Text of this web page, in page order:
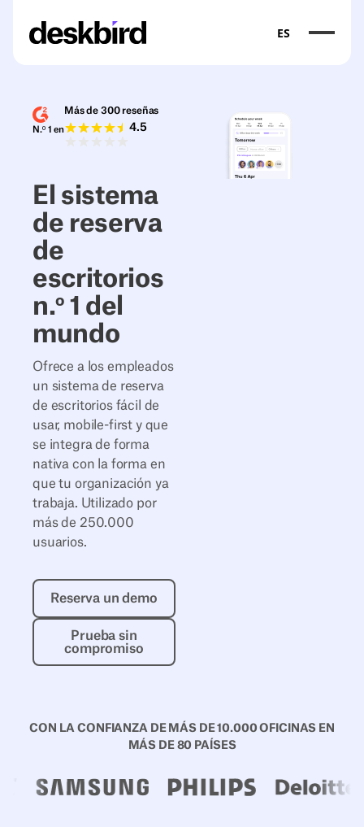
ES
N.º 1 en
Más de 300 reseñas
4.5
El sistema
de reserva
de
escritorios
n.º 1 del
mundo
Ofrece a los empleados
un sistema de reserva
de escritorios fácil de
usar, mobile-first y que
se integra de forma
nativa con la forma en
que tu organización ya
trabaja. Utilizado por
más de 250.000
usuarios.
Reserva un demo
Reserva un demo
Prueba sin compromiso
Prueba sin
compromiso
CON LA CONFIANZA DE MÁS DE 10.000 OFICINAS EN
MÁS DE 80 PAÍSES